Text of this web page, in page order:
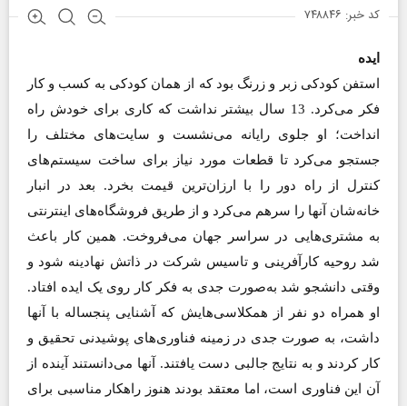
کد خبر: ۷۴۸۸۴۶
ایده
استفن کودکی زبر و زرنگ بود که از همان کودکی به کسب و کار
فکر می‌کرد. 13 سال بیشتر نداشت که کاری برای خودش راه
انداخت؛ او جلوی رایانه می‌نشست و سایت‌های مختلف را
جستجو می‌کرد تا قطعات مورد نیاز برای ساخت سیستم‌های
کنترل از راه دور را با ارزان‌ترین قیمت بخرد. بعد در انبار
خانه‌شان آنها را سرهم می‌کرد و از طریق فروشگاه‌های اینترنتی
به مشتری‌هایی در سراسر جهان می‌فروخت. همین کار باعث
شد روحیه کارآفرینی و تاسیس شرکت در ذاتش نهادینه شود و
وقتی دانشجو شد به‌صورت جدی به فکر کار روی یک ایده افتاد.
او همراه دو نفر از همکلاسی‌هایش که آشنایی پنجساله با آنها
داشت، به صورت جدی در زمینه فناوری‌های پوشیدنی تحقیق و
کار ‌کردند و به نتایج جالبی دست یافتند. آنها می‌دانستند آینده از
آن این فناوری است، اما معتقد بودند هنوز راهکار مناسبی برای